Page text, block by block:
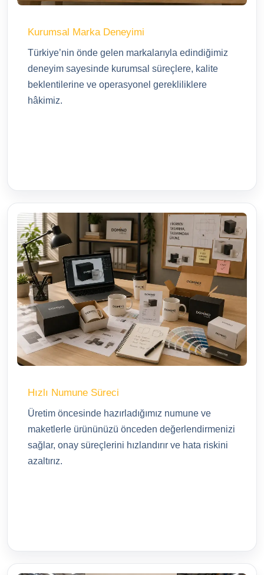
Kurumsal Marka Deneyimi
Türkiye’nin önde gelen markalarıyla edindiğimiz
deneyim sayesinde kurumsal süreçlere, kalite
beklentilerine ve operasyonel gerekliliklere
hâkimiz.
Hızlı Numune Süreci
Üretim öncesinde hazırladığımız numune ve
maketlerle ürününüzü önceden değerlendirmenizi
sağlar, onay süreçlerini hızlandırır ve hata riskini
azaltırız.